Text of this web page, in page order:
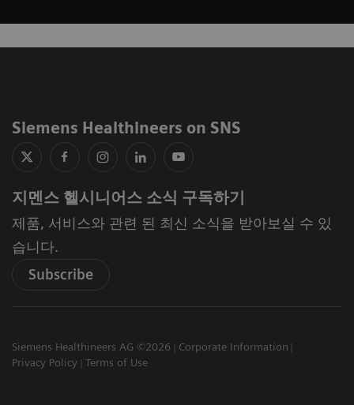
Siemens Healthineers on SNS
지멘스 헬시니어스 소식 구독하기
제품, 서비스와 관련 된 최신 소식을 받아보실 수 있
습니다.
Subscribe
Siemens Healthineers AG ©2026
Corporate Information
Privacy Policy
Terms of Use